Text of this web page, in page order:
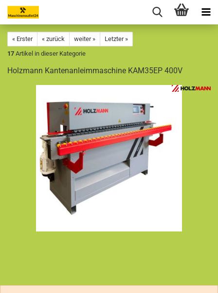
« Erster « zurück weiter »
Letzter »
17 Artikel in dieser Kategorie
Holzmann Kantenanleimmaschine KAM35EP 400V